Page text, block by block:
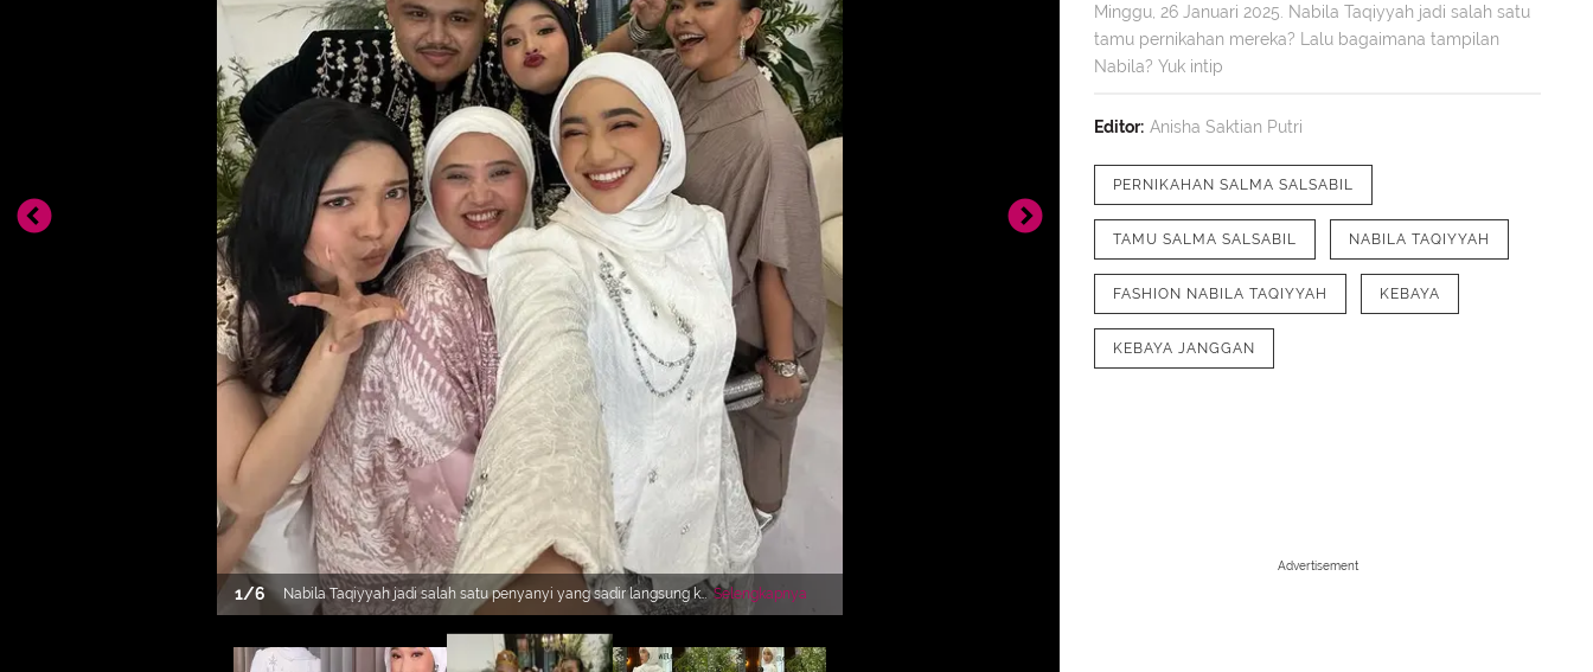
1/6
Nabila Taqiyyah jadi salah satu penyanyi yang sadir langsung ke
Surabaya untuk pernikahan sahabatnya, Salma Salsabil dan
Dimansyah. Nabila tampil serba dengan gaya tradisional modern.
[@nabilataqiyyah]
Selengkapnya
memilih mengenakan atasan
Minggu, 26 Januari 2025. Nabila Taqiyyah jadi salah satu
tamu pernikahan mereka? Lalu bagaimana tampilan
Nabila? Yuk intip
Editor: Anisha Saktian Putri
PERNIKAHAN SALMA SALSABIL
TAMU SALMA SALSABIL NABILA TAQIYYAH
FASHION NABILA TAQIYYAH KEBAYA
KEBAYA JANGGAN
Advertisement